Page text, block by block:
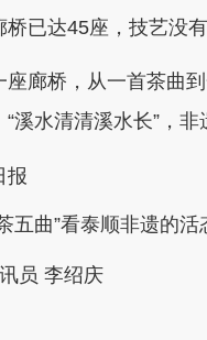
已达45座，技艺没
桥，从一首茶曲到
“溪水清清溪水长”，
报
五曲”看泰顺非遗的活
员 李绍庆